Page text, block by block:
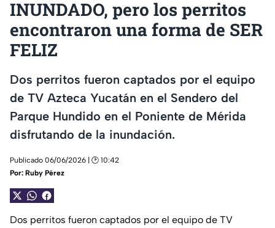
INUNDADO, pero los perritos
encontraron una forma de SER
FELIZ
Dos perritos fueron captados por el equipo
de TV Azteca Yucatán en el Sendero del
Parque Hundido en el Poniente de Mérida
disfrutando de la inundación.
Publicado 06/06/2026 | 🕑 10:42
Por: Ruby Pérez
Dos perritos fueron captados por el equipo de TV